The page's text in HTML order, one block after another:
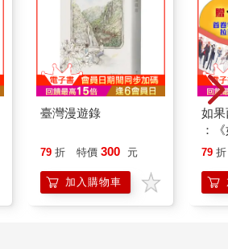
臺灣漫遊錄
79 折 特價 300 元
加入購物車
如
：
喵
79 折